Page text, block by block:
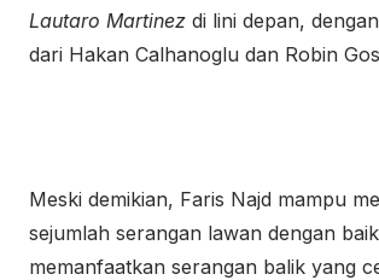
Lautaro Martinez di lini depan,
dari Hakan Calhanoglu dan Robin
Meski demikian, Faris Najd mampu
sejumlah serangan lawan dengan
memanfaatkan serangan balik yang